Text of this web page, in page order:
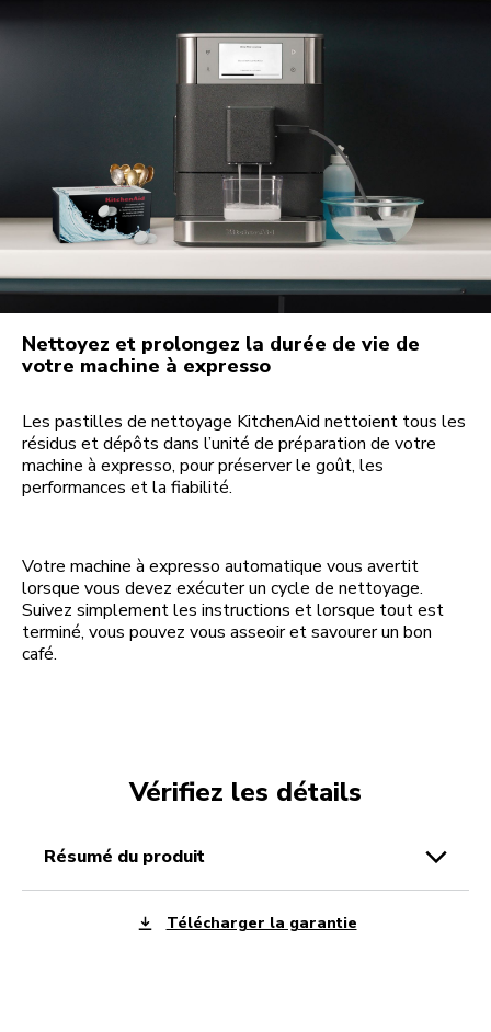
Nettoyez et prolongez la durée de vie de
votre machine à expresso
Les pastilles de nettoyage KitchenAid nettoient tous les
résidus et dépôts dans l’unité de préparation de votre
machine à expresso, pour préserver le goût, les
performances et la fiabilité.
Votre machine à expresso automatique vous avertit
lorsque vous devez exécuter un cycle de nettoyage.
Suivez simplement les instructions et lorsque tout est
terminé, vous pouvez vous asseoir et savourer un bon
café.
Vérifiez les détails
résumé du produit
Télécharger la garantie